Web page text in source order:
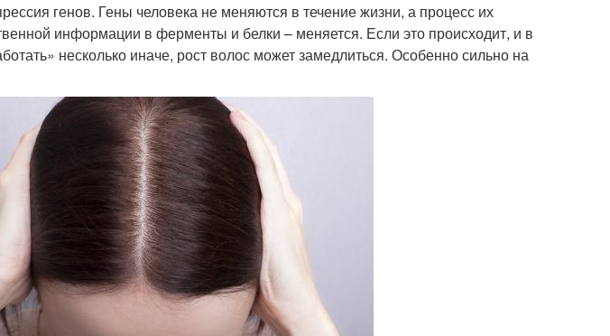
генов. Гены человека не меняются в течение жизни, а процесс их
информации в ферменты и белки – меняется. Если это происходит, и в
несколько иначе, рост волос может замедлиться. Особенно сильно на